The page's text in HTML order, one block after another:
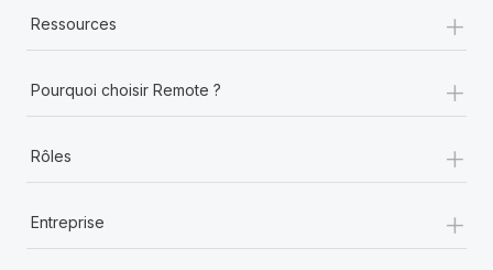
Ressources +
Pourquoi choisir Remote ? +
Rôles +
Entreprise
+